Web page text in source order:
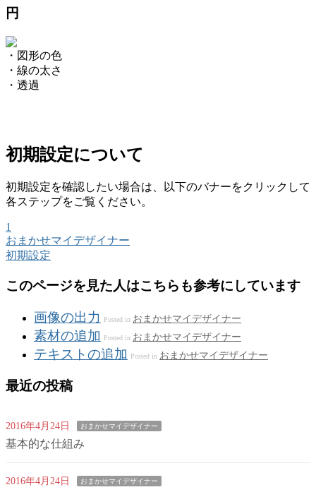
円
・図形の色
・線の太さ
・透過
初期設定について
初期設定を確認したい場合は、以下のバナーをクリックして
各ステップをご覧ください。
1
おまかせマイデザイナー
初期設定
このページを見た人はこちらも参考にしています
画像の出力 Posted in おまかせマイデザイナー
素材の追加 Posted in おまかせマイデザイナー
テキストの追加 Posted in おまかせマイデザイナー
最近の投稿
2016年4月24日 おまかせマイデザイナー
基本的な仕組み
2016年4月24日 おまかせマイデザイナー